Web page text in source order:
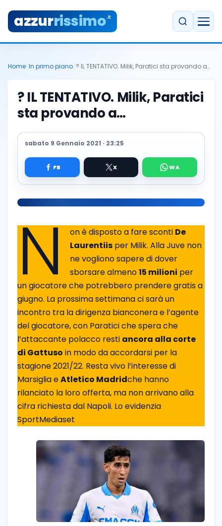
azzurrissimo.it
Home In primo piano ? IL TENTATIVO. Milik, Paratici sta provando a…
? IL TENTATIVO. Milik, Paratici
sta provando a…
sabato 9 Gennaio 2021 · 23:25
N on è disposto a fare sconti De
Laurentiis per Milik. Alla Juve non
ne vogliono sapere di dover
sborsare almeno15 milioni per
un giocatore che potrebbero prendere gratis a
giugno. La prossima settimana ci sarà un
incontro tra la dirigenza bianconera e l’agente
del giocatore, con Paratici che spera che
l’attaccante polacco resti ancora alla corte
di Gattuso in modo da accordarsi per la
stagione 2021/22. Resta vivo l’interesse di
Marsiglia eAtletico Madridche hanno
rilanciato la loro offerta, ma non arrivano alla
cifra richiesta dal Napoli. Lo evidenzia
SportMediaset